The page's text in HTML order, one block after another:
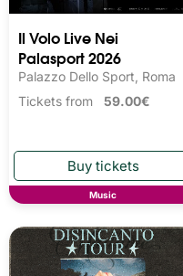
Il Volo Live Nei
Palasport 2026
Palazzo Dello Sport, Roma
Tickets from 59.00€
Music